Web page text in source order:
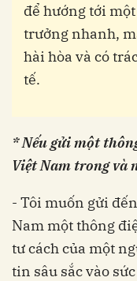
để hướng tới
trưởng nhanh,
hài hòa và có
tế.
* Nếu gửi một
Việt Nam trong và
- Tôi muốn gửi
Nam một thông
tư cách của một
tin sâu sắc vào